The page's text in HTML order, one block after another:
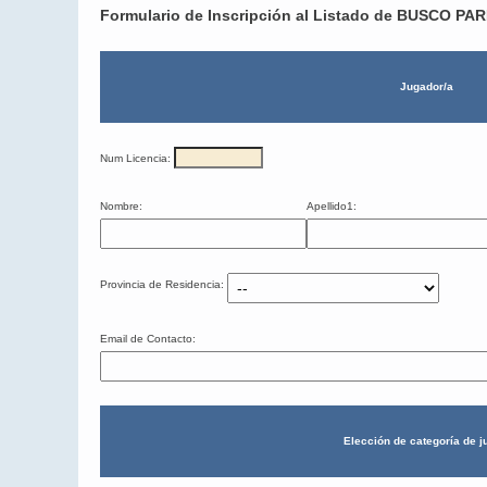
Formulario de Inscripción al Listado de BUSCO
Jugador/a
Num Licencia:
Nombre: Apellido1:
Provincia de Residencia:
Email de Contacto:
Elección de categoría de